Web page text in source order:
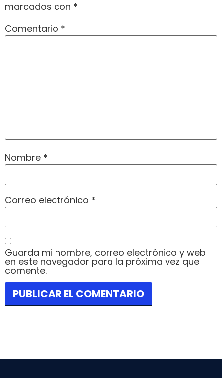
marcados con *
Comentario *
Nombre *
Correo electrónico *
Guarda mi nombre, correo electrónico y web
en este navegador para la próxima vez que
comente.